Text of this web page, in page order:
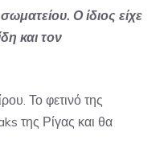
Ο ίδιος είχε
και τον
Το φετινό της
της Ρίγας και θα